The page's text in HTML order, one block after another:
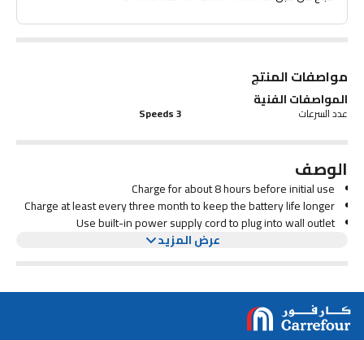
20 hours fan working time
Time function 0.5 hour, 2 hours and 4 hours
Power bank function
Remote control with touch switch
مواصفات المنتج
المواصفات الفنية
عدد السرعات 3 Speeds
الوصف
Charge for about 8 hours before initial use
Charge at least every three month to keep the battery life longer
Use built-in power supply cord to plug into wall outlet
Set the switch to ON position to start the rechaging automatically
failure
It can also be used as handy LED lantern for outdoor use
عرض المزيد